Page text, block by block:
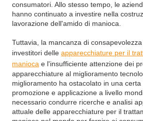
consumatori. Allo stesso tempo, le
hanno continuato a investire nella
lavorazione dell'amido di manioca.
Tuttavia, la mancanza di
investitori delleapparecchiature per il
manioca e l'insufficiente attenzione dei
apparecchiature al miglioramento
miglioramento ha ostacolato in una
promozione e applicazione a livello
necessario condurre ricerche e analisi
attuale delle apparecchiature per il